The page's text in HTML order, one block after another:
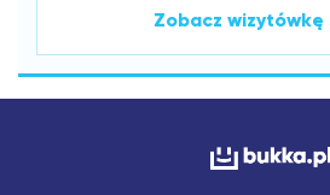
Zobacz wizytówkę